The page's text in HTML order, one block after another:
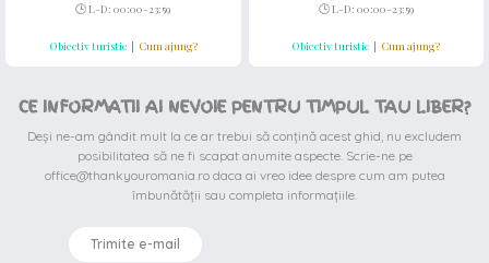
🕒 L-D: 00:00-23:59
Obiectiv turistic | Cum ajung?
🕒 L-D: 00:00-23:59
Obiectiv turistic | Cum ajung?
CE INFORMATII AI NEVOIE PENTRU TIMPUL TAU LIBER?
Deși ne-am gândit mult la ce ar trebui să conțină acest ghid, nu excludem
posibilitatea să ne fi scapat anumite aspecte. Scrie-ne pe
office@thankyouromania.ro daca ai vreo idee despre cum am putea
îmbunătății sau completa informațiile.
Trimite e-mail